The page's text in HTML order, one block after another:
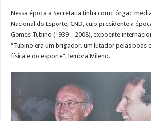
Nessa época a Secretaria tinha como órgão
Nacional do Esporte, CND, cujo presidente à
Gomes Tubino (1939 – 2008), expoente
“Tubino era um brigador, um lutador pelas boas
física e do esporte”, lembra Mileno.